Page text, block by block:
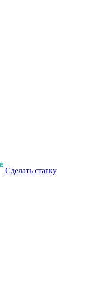
Сделать ставку